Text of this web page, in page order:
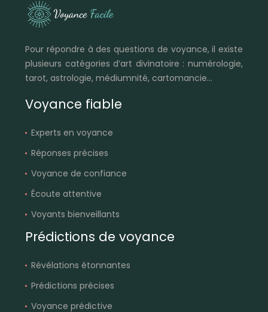
Pour répondre à des questions de voyance, il existe
plusieurs catégories d’art divinatoire : numérologie,
tarot, astrologie, médiumnité, cartomancie…
Voyance fiable
Experts en voyance
Réponses précises
Voyance de confiance
Écoute attentive
Voyants bienveillants
Prédictions de voyance
Révélations étonnantes
Prédictions précises
Voyance prédictive